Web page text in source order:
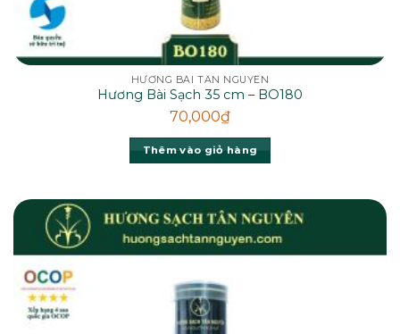
HƯƠNG BÀI TÂN NGUYÊN
Hương Bài Sạch 35 cm – BO180
70,000₫
Thêm vào giỏ hàng